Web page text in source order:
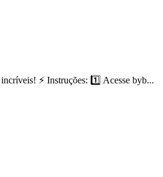
⚡️ Instruções: 1️⃣ Acesse byb...